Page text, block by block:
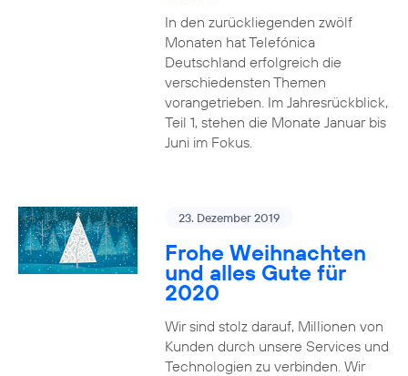
In den zurückliegenden zwölf
Monaten hat Telefónica
Deutschland erfolgreich die
verschiedensten Themen
vorangetrieben. Im Jahresrückblick,
Teil 1, stehen die Monate Januar bis
Juni im Fokus.
23. Dezember 2019
Frohe Weihnachten
und alles Gute für
2020
Wir sind stolz darauf, Millionen von
Kunden durch unsere Services und
Technologien zu verbinden. Wir